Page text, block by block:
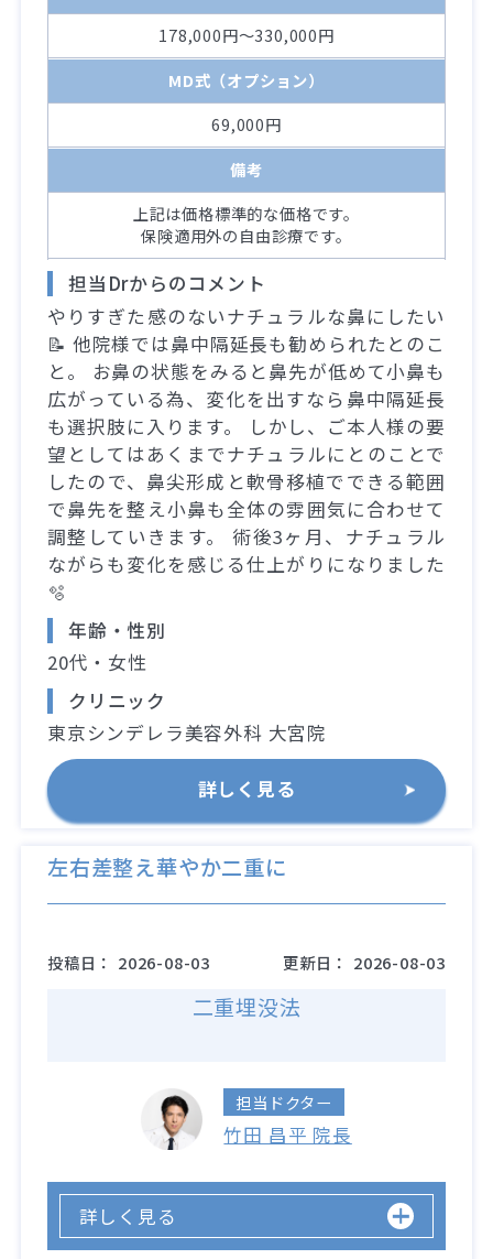
178,000円～330,000円
MD式（オプション）
69,000円
備考
上記は価格標準的な価格です。
保険適用外の自由診療です。
担当Drからのコメント
やりすぎた感のないナチュラルな鼻にしたい
📝 他院様では鼻中隔延長も勧められたとのこ
と。 お鼻の状態をみると鼻先が低めて小鼻も
広がっている為、変化を出すなら鼻中隔延長
も選択肢に入ります。 しかし、ご本人様の要
望としてはあくまでナチュラルにとのことで
したので、鼻尖形成と軟骨移植でできる範囲
で鼻先を整え小鼻も全体の雰囲気に合わせて
調整していきます。 術後3ヶ月、ナチュラル
ながらも変化を感じる仕上がりになりました
🫧
年齢・性別
20代・女性
クリニック
東京シンデレラ美容外科 大宮院
詳しく見る
左右差整え華やか二重に
投稿日： 2026-08-03 更新日： 2026-08-03
二重埋没法
担当ドクター
竹田 昌平 院長
詳しく見る